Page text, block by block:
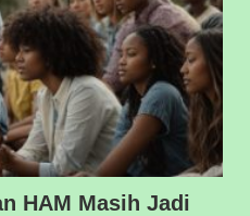
HAM Masih Jadi